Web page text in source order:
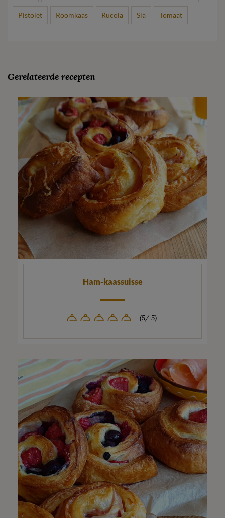
Pistolet Roomkaas Rucola Sla Tomaat
Gerelateerde recepten
Ham-kaassuisse
(5/ 5)